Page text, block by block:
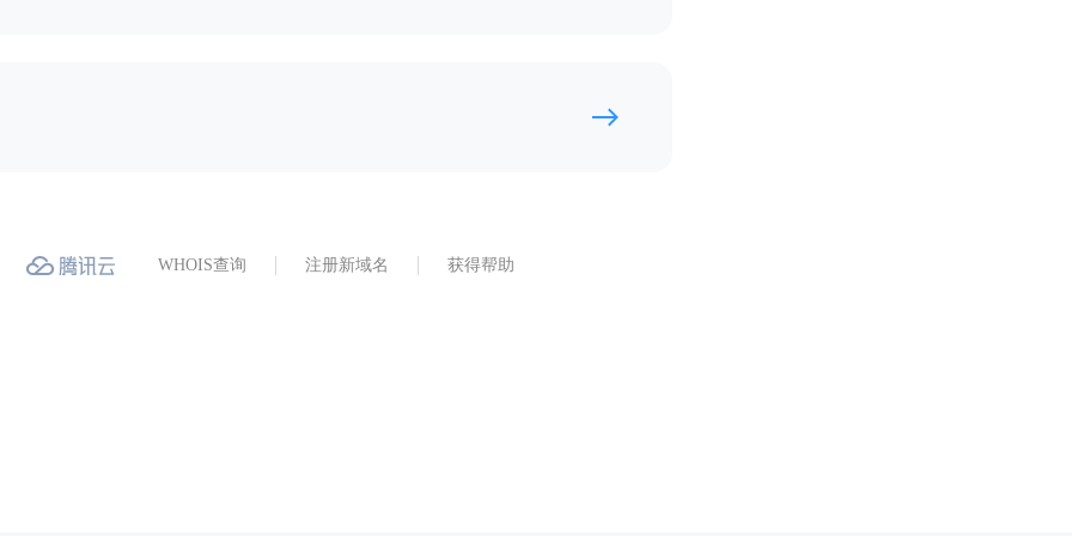
WHOIS查询 注册新域名 获得帮助